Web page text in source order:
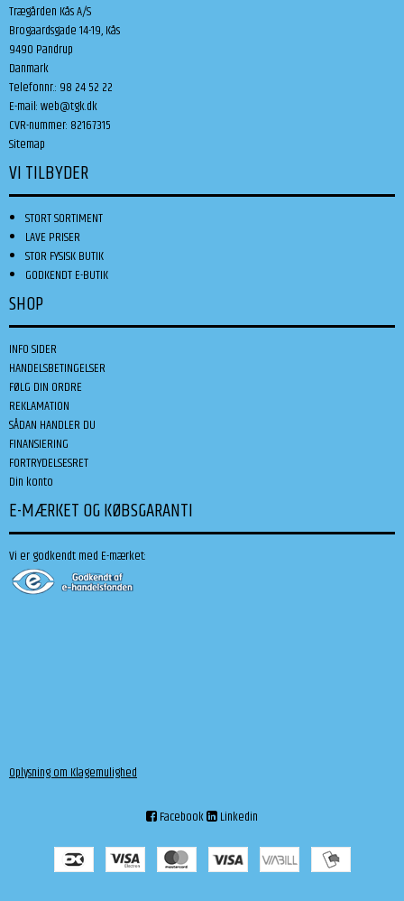
Trægården Kås A/S
Brogaardsgade 14-19, Kås
9490 Pandrup
Danmark
Telefonnr.: 98 24 52 22
E-mail:web@tgk.dk
CVR-nummer: 82167315
Sitemap
VI TILBYDER
STORT SORTIMENT
LAVE PRISER
STOR FYSISK BUTIK
GODKENDT E-BUTIK
SHOP
INFO SIDER
HANDELSBETINGELSER
FØLG DIN ORDRE
REKLAMATION
SÅDAN HANDLER DU
FINANSIERING
FORTRYDELSESRET
Din konto
E-MÆRKET OG KØBSGARANTI
Vi er godkendt med E-mærket:
Oplysning om Klagemulighed
Facebook Linkedin